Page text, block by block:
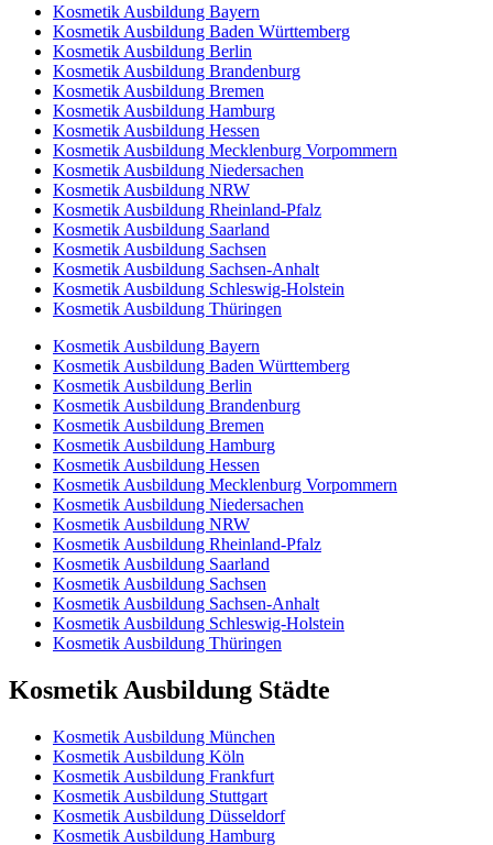
Kosmetik Ausbildung Bayern
Kosmetik Ausbildung Baden Württemberg
Kosmetik Ausbildung Berlin
Kosmetik Ausbildung Brandenburg
Kosmetik Ausbildung Bremen
Kosmetik Ausbildung Hamburg
Kosmetik Ausbildung Hessen
Kosmetik Ausbildung Mecklenburg Vorpommern
Kosmetik Ausbildung Niedersachen
Kosmetik Ausbildung NRW
Kosmetik Ausbildung Rheinland-Pfalz
Kosmetik Ausbildung Saarland
Kosmetik Ausbildung Sachsen
Kosmetik Ausbildung Sachsen-Anhalt
Kosmetik Ausbildung Schleswig-Holstein
Kosmetik Ausbildung Thüringen
Kosmetik Ausbildung Bayern
Kosmetik Ausbildung Baden Württemberg
Kosmetik Ausbildung Berlin
Kosmetik Ausbildung Brandenburg
Kosmetik Ausbildung Bremen
Kosmetik Ausbildung Hamburg
Kosmetik Ausbildung Hessen
Kosmetik Ausbildung Mecklenburg Vorpommern
Kosmetik Ausbildung Niedersachen
Kosmetik Ausbildung NRW
Kosmetik Ausbildung Rheinland-Pfalz
Kosmetik Ausbildung Saarland
Kosmetik Ausbildung Sachsen
Kosmetik Ausbildung Sachsen-Anhalt
Kosmetik Ausbildung Schleswig-Holstein
Kosmetik Ausbildung Thüringen
Kosmetik Ausbildung Städte
Kosmetik Ausbildung München
Kosmetik Ausbildung Köln
Kosmetik Ausbildung Frankfurt
Kosmetik Ausbildung Stuttgart
Kosmetik Ausbildung Düsseldorf
Kosmetik Ausbildung Hamburg